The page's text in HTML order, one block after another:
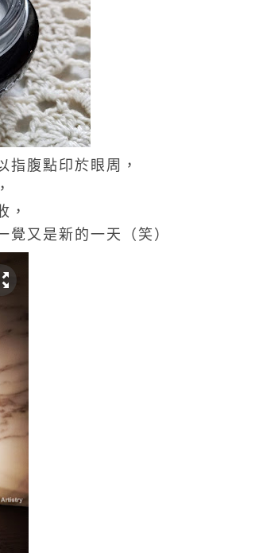
指腹點印於眼周，
，
覺又是新的一天（笑）